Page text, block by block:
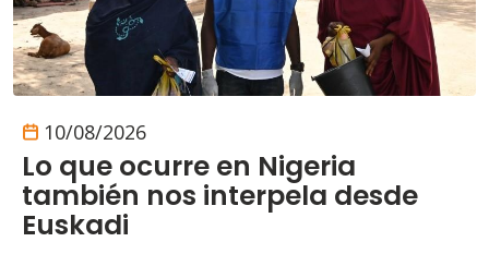
10/08/2026
Lo que ocurre en Nigeria
también nos interpela desde
Euskadi